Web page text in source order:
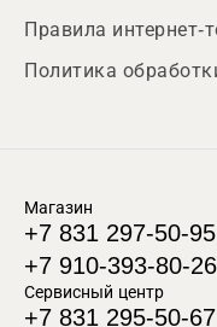
Правила интернет-
Политика
Магазин
+7 831 297-50-95
+7 910-393-80-26
Сервисный центр
+7 831 295-50-67